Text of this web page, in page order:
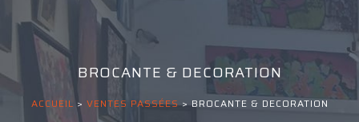
BROCANTE & DECORATION
ACCUEIL> VENTES PASSÉES>BROCANTE & DECORATION